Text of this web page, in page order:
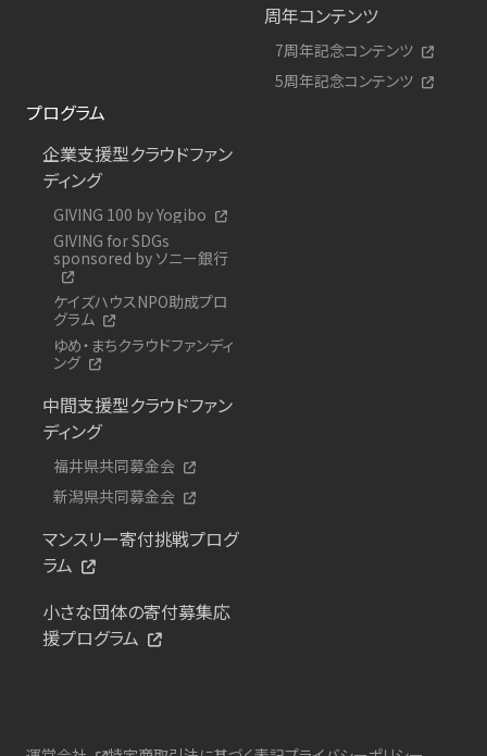
周年コンテンツ
7周年記念コンテンツ
5周年記念コンテンツ
プログラム
企業支援型クラウドファン
ディング
GIVING 100 by Yogibo
GIVING for SDGs
sponsored by ソニー銀行
ケイズハウスNPO助成プロ
グラム
ゆめ・まちクラウドファンディ
ング
中間支援型クラウドファン
ディング
福井県共同募金会
新潟県共同募金会
マンスリー寄付挑戦プログ
ラム
小さな団体の寄付募集応
援プログラム